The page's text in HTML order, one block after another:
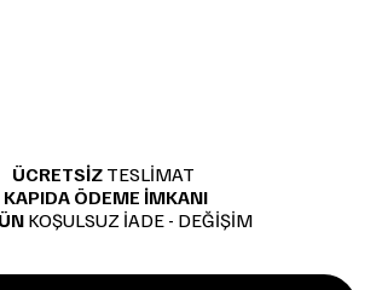
ÜCRETSİZ TESLİMAT
KAPIDA ÖDEME İMKANI
KOŞULSUZ İADE - DEĞİŞİM